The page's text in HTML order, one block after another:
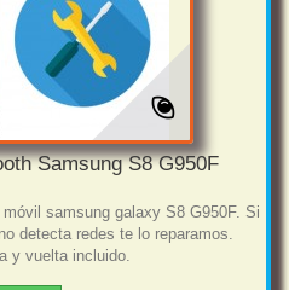
Samsung S8 G950F
samsung galaxy S8 G950F. Si
detecta redes te lo reparamos.
y vuelta incluido.